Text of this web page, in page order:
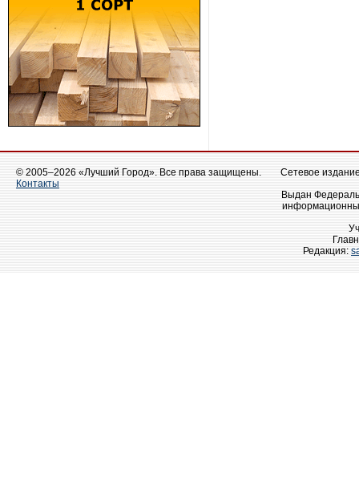
© 2005–2026 «Лучший Город». Все права защищены.
Контакты
Сетевое
Выдан
Редакция: